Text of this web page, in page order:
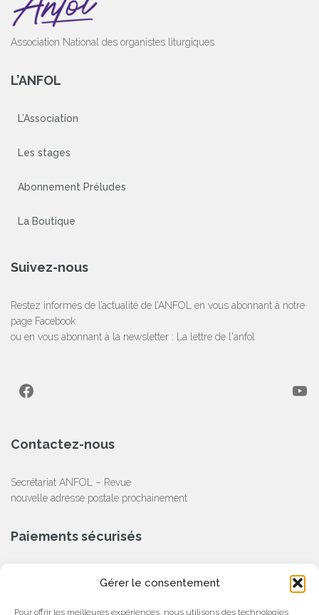
Gérer le consentement
Pour offrir les meilleures expériences, nous utilisons des technologies
Association National des organistes liturgiques
L’ANFOL
L’Association
Les stages
Abonnement Préludes
La Boutique
Suivez-nous
Restez informés de l’actualité de l’ANFOL en vous abonnant à notre
page Facebook
ou en vous abonnant à la newsletter :
La lettre de l'anfol
Contactez-nous
Secrétariat ANFOL – Revue
nouvelle adresse postale prochainement
Paiements sécurisés